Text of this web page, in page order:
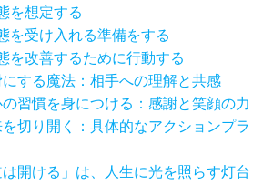
を想定する
を受け入れる準備をする
を改善するために行動する
する魔法：相手への理解と共感
習慣を身につける：感謝と笑顔の力
切り開く：具体的なアクションプラ
開ける」は、人生に光を照らす灯台